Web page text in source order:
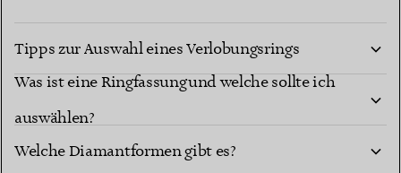
Tipps zur Auswahl eines Verlobungsrings
Was ist eine Ringfassung und welche sollte ich
auswählen?
Welche Diamantformen gibt es?